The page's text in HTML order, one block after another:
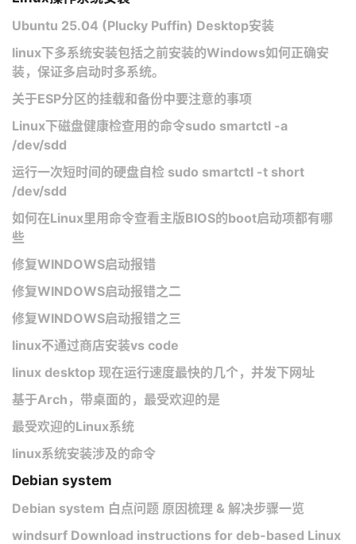
Ubuntu 25.04 (Plucky Puffin) Desktop安装
linux下多系统安装包括之前安装的Windows如何正确安
装，保证多启动时多系统。
关于ESP分区的挂载和备份中要注意的事项
Linux下磁盘健康检查用的命令sudo smartctl -a
/dev/sdd
运行一次短时间的硬盘自检​​ sudo smartctl -t short
/dev/sdd
如何在Linux里用命令查看主版BIOS的boot启动项都有哪
些
修复WINDOWS启动报错
修复WINDOWS启动报错之二
修复WINDOWS启动报错之三
linux不通过商店安装vs code
linux desktop 现在运行速度最快的几个，并发下网址
基于Arch，带桌面的，最受欢迎的是
最受欢迎的Linux系统
linux系统安装涉及的命令
Debian system
Debian system 白点问题 原因梳理 & 解决步骤一览
windsurf Download instructions for deb-based Linux